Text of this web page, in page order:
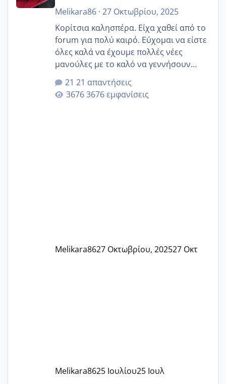
Melikara86· 27 Οκτωβρίου, 2025
Κορίτσια καλησπέρα. Είχα χαθεί από το
forum για πολύ καιρό. Εύχομαι να είστε
όλες καλά να έχουμε πολλές νέες
μανούλες με το καλό να γεννήσουν
αυτές που ήδη περιμένουν. Να πάρουν
γερα μωράκια στην αγκαλίτσα τους
🙏🏼🙏🏼 Ας πάμε λοιπόν στο θέμα μου.
21 απαντήσεις
3676 εμφανίσεις
Melikara8627 Οκτωβρίου, 202527 Οκτ
Melikara8625 Ιουλίου25 Ιουλ